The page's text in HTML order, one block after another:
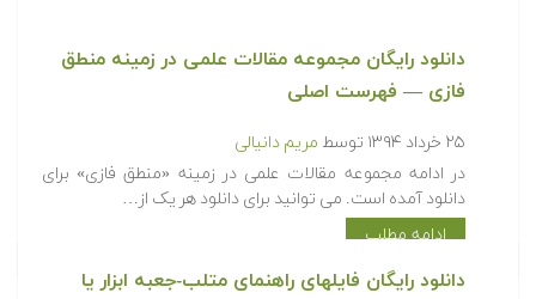
دانلود رایگان مجموعه مقالات علمی در زمینه منطق
فازی — فهرست اصلی
۲۵ خرداد ۱۳۹۴ توسط مریم دانیالی
در ادامه مجموعه مقالات علمی در زمینه «منطق فازی» برای
دانلود آمده است. می توانید برای دانلود هر یک از…
ادامه مطلب
دانلود رایگان فایلهای راهنمای متلب-جعبه ابزار یا